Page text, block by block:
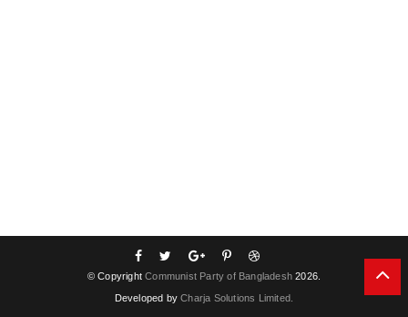
© CopyrightCommunist Party of Bangladesh 2026.
Developed byCharja Solutions Limited.